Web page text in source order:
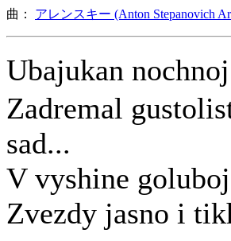
曲： アレンスキー (Anton Stepanovich
Ubajukan
Zadremal
sad...
V vyshine
Zvezdy jasno i